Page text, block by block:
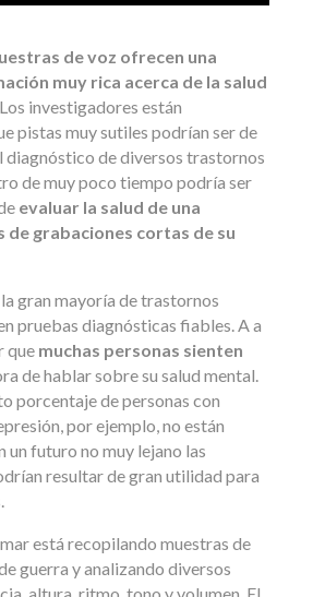
de voz ofrecen una
muy rica acerca de la salud
investigadores están
pistas muy sutiles podrían ser de
diagnóstico de diversos trastornos
de muy poco tiempo podría ser
evaluar la salud de una
de grabaciones cortas de su
gran mayoría de trastornos
pruebas diagnósticas fiables. A a
que muchas personas sienten
de hablar sobre su salud mental.
porcentaje de personas con
por ejemplo, no están
un futuro no muy lejano las
resultar de gran utilidad para
está recopilando muestras de
guerra y analizando diversos